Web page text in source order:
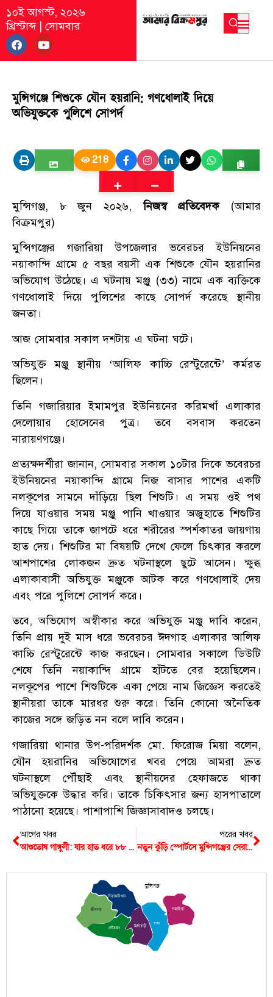
১০ই আগস্ট, ২০২৬
খ্রিস্টাব্দ| সোমবার
মুন্সিগঞ্জে শিশুকে যৌন হয়রানি: গণধোলাই দিয়ে
অভিযুক্তকে পুলিশে সোপর্দ
218
মুন্সিগঞ্জ, ৮ জুন ২০২৬,নিজস্ব প্রতিবেদক(আমার
বিক্রমপুর)
মুন্সিগঞ্জের গজারিয়া উপজেলার ভবেরচর ইউনিয়নের
নয়াকান্দি গ্রামে ৫ বছর বয়সী এক শিশুকে যৌন হয়রানির
অভিযোগ উঠেছে। এ ঘটনায় মঞ্জু (৩৩) নামে এক ব্যক্তিকে
গণধোলাই দিয়ে পুলিশের কাছে সোপর্দ করেছে স্থানীয়
জনতা।
আজ সোমবার সকাল দশটায় এ ঘটনা ঘটে।​
অভিযুক্ত মঞ্জু স্থানীয় ‘আলিফ কাচ্চি রেস্টুরেন্টে’ কর্মরত
ছিলেন।
তিনি গজারিয়ার ইমামপুর ইউনিয়নের করিমখাঁ এলাকার
দেলোয়ার হোসেনের পুত্র। তবে বসবাস করতেন
নারায়ণগঞ্জে।
​প্রত্যক্ষদর্শীরা জানান, সোমবার সকাল ১০টার দিকে ভবেরচর
ইউনিয়নের নয়াকান্দি গ্রামে নিজ বাসার পাশের একটি
নলকূপের সামনে দাঁড়িয়ে ছিল শিশুটি। এ সময় ওই পথ
দিয়ে যাওয়ার সময় মঞ্জু পানি খাওয়ার অজুহাতে শিশুটির
কাছে গিয়ে তাকে জাপটে ধরে শরীরের স্পর্শকাতর জায়গায়
হাত দেয়। শিশুটির মা বিষয়টি দেখে ফেলে চিৎকার করলে
আশপাশের লোকজন দ্রুত ঘটনাস্থলে ছুটে আসেন। ক্ষুব্ধ
এলাকাবাসী অভিযুক্ত মঞ্জুকে আটক করে গণধোলাই দেয়
এবং পরে পুলিশে সোপর্দ করে।
​তবে, অভিযোগ অস্বীকার করে অভিযুক্ত মঞ্জু দাবি করেন,
তিনি প্রায় দুই মাস ধরে ভবেরচর ঈদগাহ এলাকার আলিফ
কাচ্চি রেস্টুরেন্টে কাজ করছেন। সোমবার সকালে ডিউটি
শেষে তিনি নয়াকান্দি গ্রামে হাঁটতে বের হয়েছিলেন।
নলকূপের পাশে শিশুটিকে একা পেয়ে নাম জিজ্ঞেস করতেই
স্থানীয়রা তাকে মারধর শুরু করে। তিনি কোনো অনৈতিক
কাজের সঙ্গে জড়িত নন বলে দাবি করেন।
​গজারিয়া থানার উপ-পরিদর্শক মো. ফিরোজ মিয়া বলেন,
যৌন হয়রানির অভিযোগের খবর পেয়ে আমরা দ্রুত
ঘটনাস্থলে পৌঁছাই এবং স্থানীয়দের হেফাজতে থাকা
অভিযুক্তকে উদ্ধার করি। তাকে চিকিৎসার জন্য হাসপাতালে
পাঠানো হয়েছে। পাশাপাশি জিজ্ঞাসাবাদও চলছে।
আগের খবর
আশুতোষ গাঙ্গুলী: যার হাত ধরে ৮৮ বছরের হরগঙ্গা কলেজ
পরের খবর
নতুন কুঁড়ি স্পোর্টসে মুন্সিগঞ্জের সেরা ফলাফল করা কৃতী খেলোয়াড়দের সংবর্ধনা দিলেন ডিসি
শ্রীনগর
সিরাজদিখান
টংগিবাড়ী
সদর
গজারিয়া
লৌহজং
মুন্সিগঞ্জ